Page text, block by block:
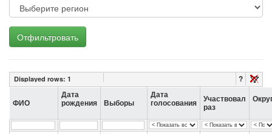
Отфильтровать
Displayed rows: 1 ?
ФИО
Дата
рождения
Выборы
Дата
голосования
Участвовал
раз